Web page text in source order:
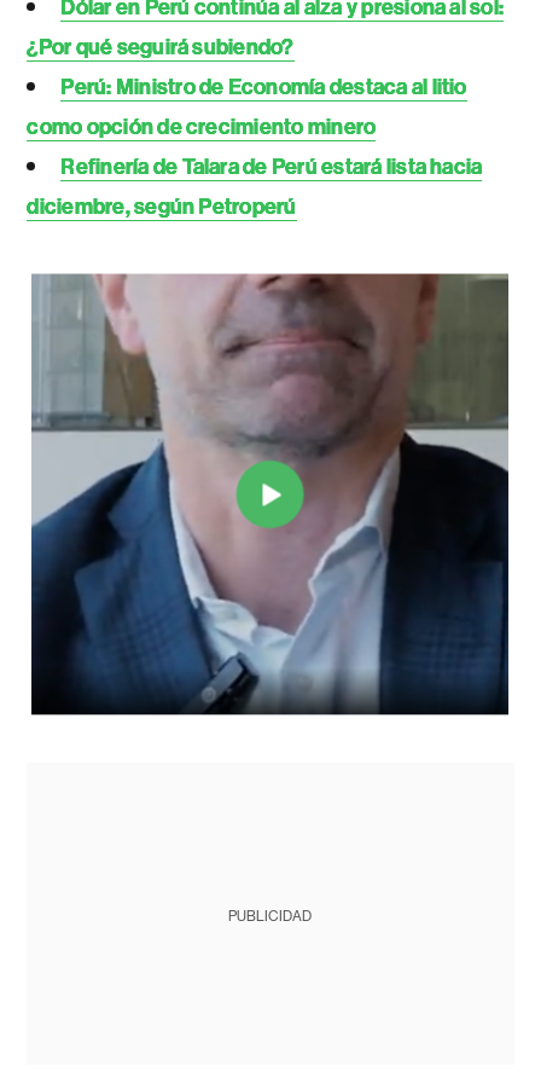
Dólar en Perú continúa al alza y presiona al sol:
¿Por qué seguirá subiendo?
Perú: Ministro de Economía destaca al litio
como opción de crecimiento minero
Refinería de Talara de Perú estará lista hacia
diciembre, según Petroperú
PUBLICIDAD